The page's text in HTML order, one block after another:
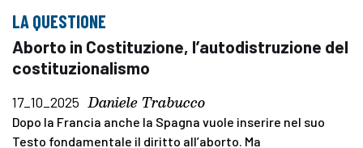
LA QUESTIONE
Aborto in Costituzione, l’autodistruzione del
costituzionalismo
17_10_2025 Daniele Trabucco
Dopo la Francia anche la Spagna vuole inserire nel suo
Testo fondamentale il diritto all’aborto. Ma